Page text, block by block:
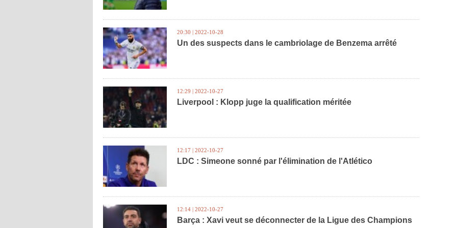
20:30 | 2022-10-28
Un des suspects dans le cambriolage de Benzema arrêté
12:29 | 2022-10-27
Liverpool : Klopp juge la qualification méritée
12:17 | 2022-10-27
LDC : Simeone sonné par l'élimination de l'Atlético
12:14 | 2022-10-27
Barça : Xavi veut se déconnecter de la Ligue des Champions